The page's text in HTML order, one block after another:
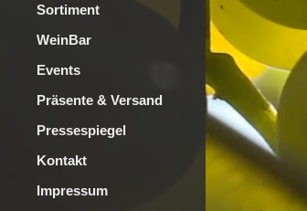
Sortiment
WeinBar
Events
Präsente & Versand
Pressespiegel
Kontakt
Impressum